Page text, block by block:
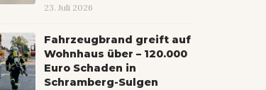
23. Juli 2026
Fahrzeugbrand greift auf
Wohnhaus über – 120.000
Euro Schaden in
Schramberg-Sulgen